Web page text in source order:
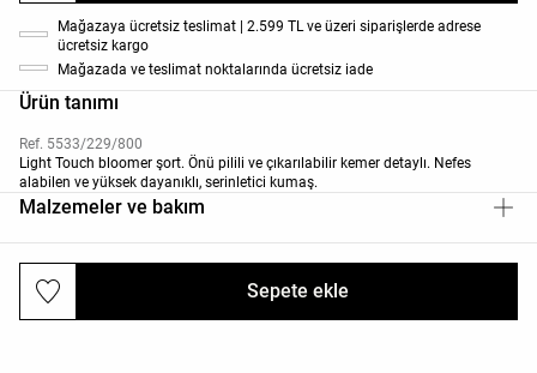
Sepete ekle
Mağazaya ücretsiz teslimat | 2.599 TL ve üzeri siparişlerde adrese
ücretsiz kargo
Mağazada ve teslimat noktalarında ücretsiz iade
Ürün tanımı
Ref. 5533/229/800
Light Touch bloomer şort. Önü pilili ve çıkarılabilir kemer detaylı. Nefes
alabilen ve yüksek dayanıklı, serinletici kumaş.
Malzemeler ve bakım
Gönderiler ve iadeler